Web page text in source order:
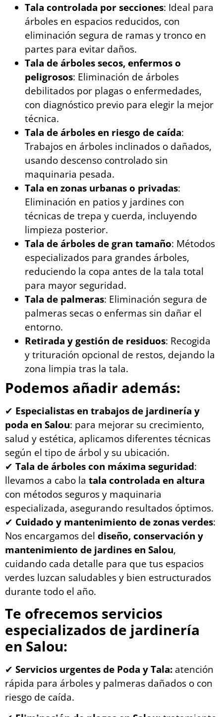
Tala controlada por secciones: Ideal para
árboles en espacios reducidos, con
eliminación segura de ramas y tronco en
partes para evitar daños.
Tala de árboles secos, enfermos o
peligrosos: Eliminación de árboles
debilitados por plagas o enfermedades,
con diagnóstico previo para elegir la mejor
técnica.
Tala de árboles en riesgo de caída:
Trabajos en árboles inclinados o dañados,
usando descenso controlado sin
maquinaria pesada.
Tala en zonas urbanas o privadas:
Eliminación en patios y jardines con
técnicas de trepa y cuerda, incluyendo
limpieza posterior.
Tala de árboles de gran tamaño: Métodos
especializados para grandes árboles,
reduciendo la copa antes de la tala total
para mayor seguridad.
Tala de palmeras: Eliminación segura de
palmeras secas o enfermas sin dañar el
entorno.
Retirada y gestión de residuos: Recogida
y trituración opcional de restos, dejando la
zona limpia tras la tala.
Podemos añadir además:
✔ Especialistas en trabajos de jardinería y
poda en Salou: para mejorar su crecimiento,
salud y estética, aplicamos diferentes técnicas
según el tipo de árbol y su ubicación.
✔ Tala de árboles con máxima seguridad:
llevamos a cabo la tala controlada en altura
con métodos seguros y maquinaria
especializada, asegurando resultados óptimos.
✔ Cuidado y mantenimiento de zonas verdes:
Nos encargamos del diseño, conservación y
mantenimiento de jardines en Salou,
cuidando cada detalle para que tus espacios
verdes luzcan saludables y bien estructurados
durante todo el año.
Te ofrecemos servicios
especializados de jardinería
en Salou:
✔ Servicios urgentes de Poda y Tala: atención
rápida para árboles y palmeras dañados o con
riesgo de caída.